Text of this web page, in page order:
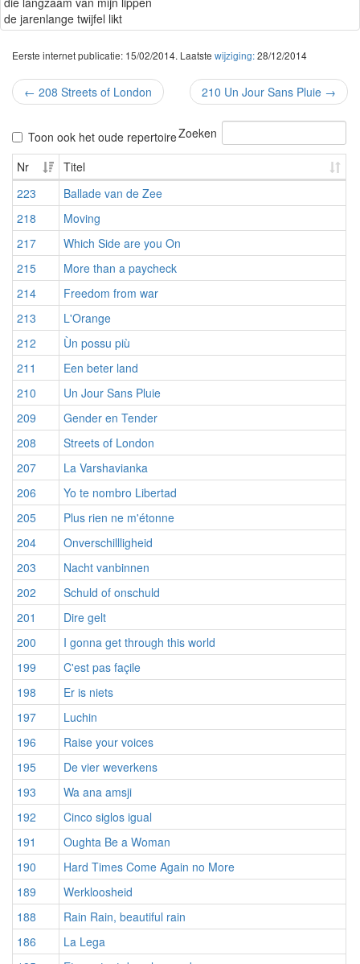
de jarenlange twijfel likt
Eerste internet publicatie: 15/02/2014. Laatste wijziging:28/12/2014
← 208 Streets of London 210 Un Jour Sans Pluie →
Toon ook het oude repertoireZoeken
Nr
Titel
223
Ballade van de Zee
218
Moving
217
Which Side are you On
215
More than a paycheck
214
Freedom from war
213
L'Orange
212
Ùn possu più
211
Een beter land
210
Un Jour Sans Pluie
209
Gender en Tender
208
Streets of London
207
La Varshavianka
206
Yo te nombro Libertad
205
Plus rien ne m'étonne
204
Onverschillligheid
203
Nacht vanbinnen
202
Schuld of onschuld
201
Dire gelt
200
I gonna get through this world
199
C'est pas façile
198
Er is niets
197
Luchin
196
Raise your voices
195
De vier weverkens
193
Wa ana amsji
192
Cinco siglos igual
191
Oughta Be a Woman
190
Hard Times Come Again no More
189
Werkloosheid
188
Rain Rain, beautiful rain
186
La Lega